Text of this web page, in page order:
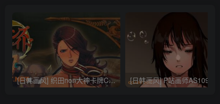
[日韩画风] 织田non大神卡牌CG插画设计画集256P 161M_CG原画资源